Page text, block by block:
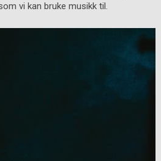
vi kan bruke musikk til.